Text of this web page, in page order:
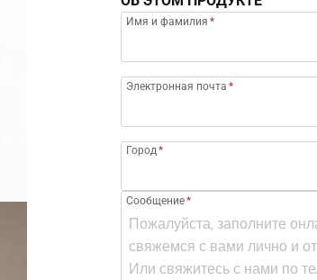
Имя и фамилия *
Электронная почта *
Город*
Сообщение*